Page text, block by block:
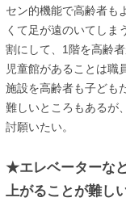
セン的機能で高齢者も
くて足が遠のいてしま
割にして、1階を高齢
児童館があることは職
施設を高齢者も子ども
難しいところもあるが
討願いたい。
★エレベーターな
上がることが難し